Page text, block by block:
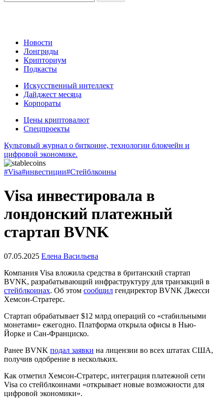
Новости
Лонгриды
Крипториум
Подкасты
Искусственный интеллект
Дайджест месяца
Корпораты
Цены криптовалют
Спецпроекты
Культовый журнал о биткоине, технологии блокчейн и
цифровой экономике.
#Visa#инвестиции#Стейблкоины
Visa инвестировала в
лондонский платежный
стартап BVNK
07.05.2025 Елена Васильева
Компания Visa вложила средства в британский стартап
BVNK, разрабатывающий инфраструктуру для транзакций в
стейблкоинах. Об этом сообщил гендиректор BVNK Джесси
Хемсон-Стратерс.
Стартап обрабатывает $12 млрд операций со «стабильными
монетами» ежегодно. Платформа открыла офисы в Нью-
Йорке и Сан-Франциско.
Ранее BVNK подал заявки на лицензии во всех штатах США,
получив одобрение в нескольких.
Как отметил Хемсон-Стратерс, интеграция платежной сети
Visa со стейблкоинами «открывает новые возможности для
цифровой экономики».